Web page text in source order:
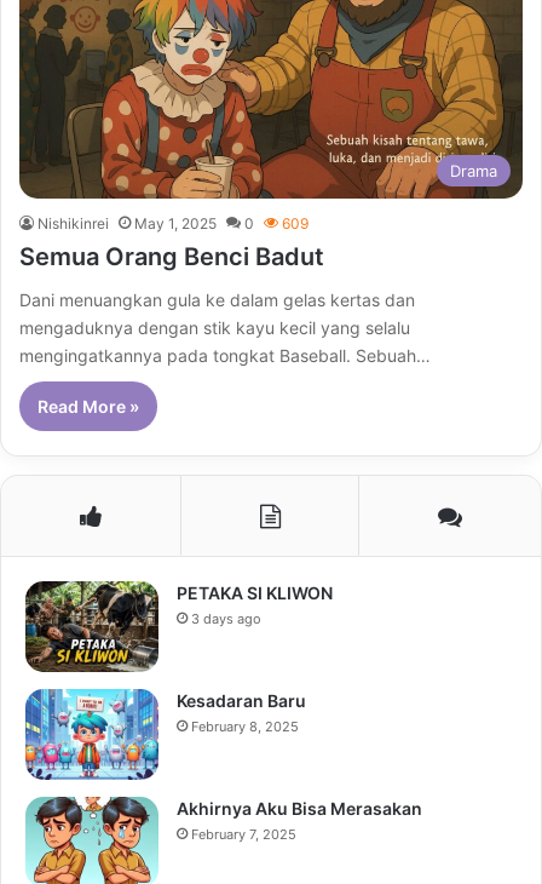
Drama
Nishikinrei May 1, 2025 0 609
Semua Orang Benci Badut
Dani menuangkan gula ke dalam gelas kertas dan
mengaduknya dengan stik kayu kecil yang selalu
mengingatkannya pada tongkat Baseball. Sebuah…
Read More »
PETAKA SI KLIWON
3 days ago
Kesadaran Baru
February 8, 2025
Akhirnya Aku Bisa Merasakan
February 7, 2025